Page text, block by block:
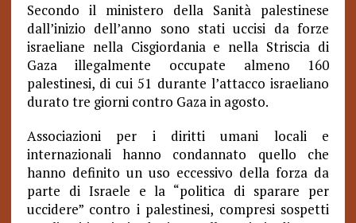
Secondo il ministero della Sanità palestinese
dall’inizio dell’anno sono stati uccisi da forze
israeliane nella Cisgiordania e nella Striscia di
Gaza illegalmente occupate almeno 160
palestinesi, di cui 51 durante l’attacco israeliano
durato tre giorni contro Gaza in agosto.
Associazioni per i diritti umani locali e
internazionali hanno condannato quello che
hanno definito un uso eccessivo della forza da
parte di Israele e la “politica di sparare per
uccidere” contro i palestinesi, compresi sospetti